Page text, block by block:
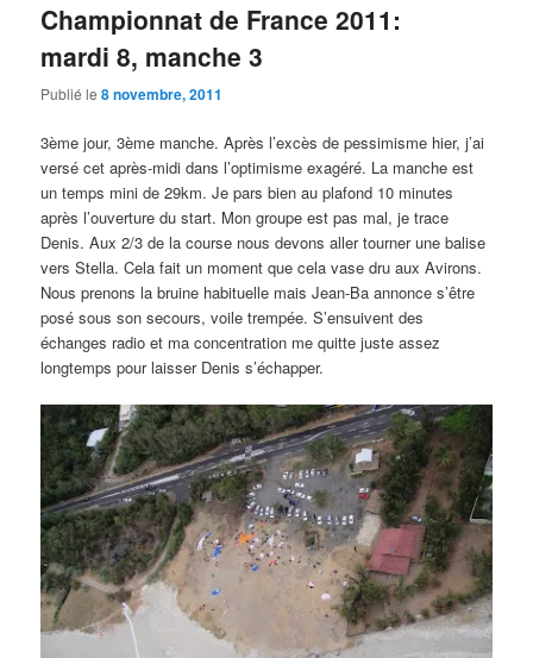
Championnat de France 2011:
mardi 8, manche 3
Publié le8 novembre, 2011
3ème jour, 3ème manche. Après l’excès de pessimisme hier, j’ai
versé cet après-midi dans l’optimisme exagéré. La manche est
un temps mini de 29km. Je pars bien au plafond 10 minutes
après l’ouverture du start. Mon groupe est pas mal, je trace
Denis. Aux 2/3 de la course nous devons aller tourner une balise
vers Stella. Cela fait un moment que cela vase dru aux Avirons.
Nous prenons la bruine habituelle mais Jean-Ba annonce s’être
posé sous son secours, voile trempée. S’ensuivent des
échanges radio et ma concentration me quitte juste assez
longtemps pour laisser Denis s’échapper.